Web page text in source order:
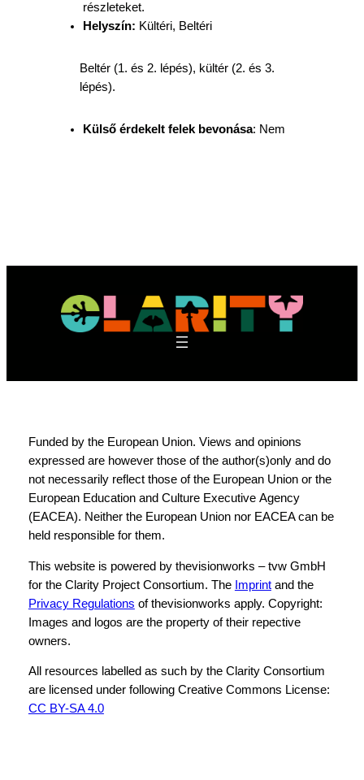
részleteket.
Helyszín: Kültéri, Beltéri
Beltér (1. és 2. lépés), kültér (2. és 3.
lépés).
Külső érdekelt felek bevonása: Nem
Funded by the European Union. Views and opinions
expressed are however those of the author(s)only and do
not necessarily reflect those of the European Union or the
European Education and Culture Executive Agency
(EACEA). Neither the European Union nor EACEA can be
held responsible for them.
This website is powered by thevisionworks – tvw GmbH
for the Clarity Project Consortium. The Imprintand the
Privacy Regulations of thevisionworks apply. Copyright:
Images and logos are the property of their repective
owners.
All resources labelled as such by the Clarity Consortium
are licensed under following Creative Commons License:
CC BY-SA 4.0